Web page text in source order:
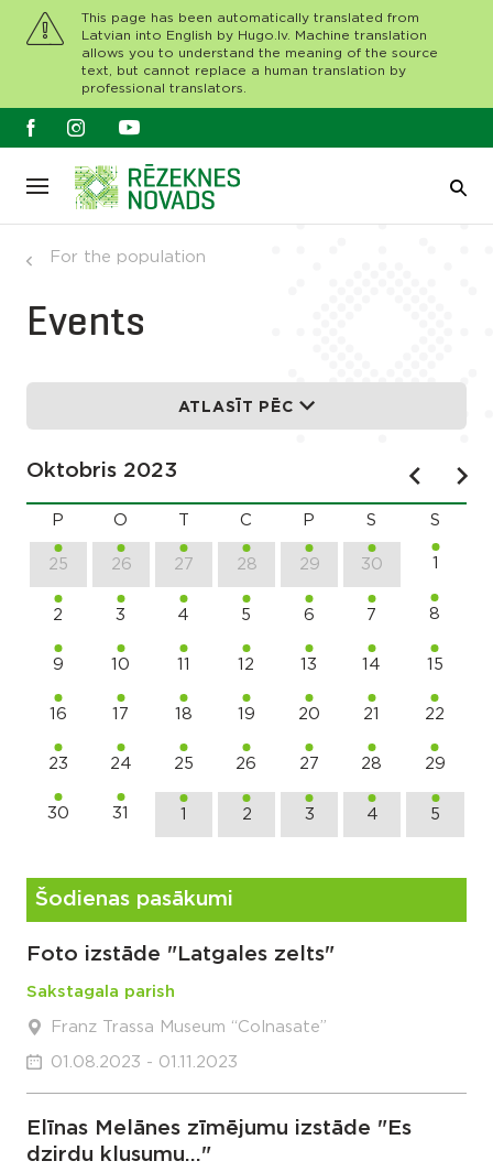
This page has been automatically translated from
Latvian into English by Hugo.lv. Machine translation
allows you to understand the meaning of the source
text, but cannot replace a human translation by
professional translators.
For the population
Events
ATLASĪT PĒC
Oktobris 2023
P O C P S S
25 26 27 28 29 30 1
2 3 4 5 6 7 8
9 10 11 12 13 14 15
16 17 18 19 20 21 22
23 24 25 26 27 28 29
30 31 1 2 3 4 5
Šodienas pasākumi
Foto izstāde "Latgales zelts"
Sakstagala parish
Franz Trassa Museum “Colnasate”
01.08.2023 - 01.11.2023
Elīnas Melānes zīmējumu izstāde "Es
dzirdu klusumu..."